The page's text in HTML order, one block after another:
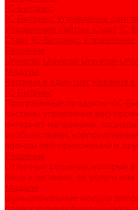
1С-Битрикс
1С-Битрикс: Управление
Управление сайтом. Старт 1С-
Старт 1С-Битрикс: Управление
Решения
Universe Universe Universe
Модули
Корзина в один шаг Корзина
1С-Битрикс
Программные продукты «1С-
системы управления веб-
интернет-магазинами,
сообществами,
аренды веб-приложений и
Решения
Отличные решения, которые в
вашу компанию, ее услуги или
Модули
Функциональные модули